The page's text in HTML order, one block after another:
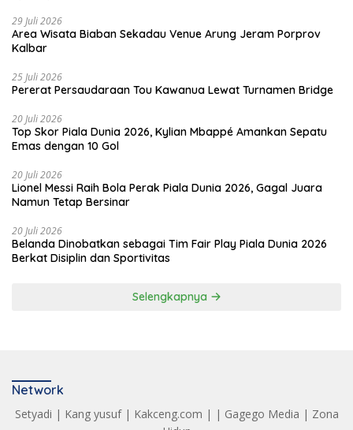
29 Juli 2026
Area Wisata Biaban Sekadau Venue Arung Jeram Porprov
Kalbar
25 Juli 2026
Pererat Persaudaraan Tou Kawanua Lewat Turnamen Bridge
20 Juli 2026
Top Skor Piala Dunia 2026, Kylian Mbappé Amankan Sepatu
Emas dengan 10 Gol
20 Juli 2026
Lionel Messi Raih Bola Perak Piala Dunia 2026, Gagal Juara
Namun Tetap Bersinar
20 Juli 2026
Belanda Dinobatkan sebagai Tim Fair Play Piala Dunia 2026
Berkat Disiplin dan Sportivitas
Selengkapnya
Network
Setyadi | Kang yusuf| Kakceng.com | | Gagego Media | Zona